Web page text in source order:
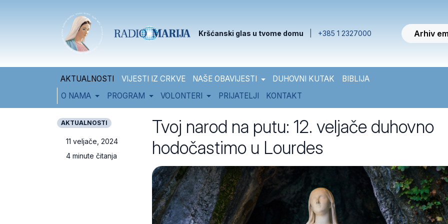
Kršćanski glas u tvome domu +385 1 2327000 Arhiv
AKTUALNOSTI VIJESTI IZ CRKVE NAŠE OBAVIJESTI DUHOVNI KUTAK
BIBLIJA
O NAMA
PROGRAM VOLONTERI PRIJATELJI KONTAKT
AKTUALNOSTI
11 veljače, 2024
4 minute čitanja
Tvoj narod na putu: 12. veljače duhovno
hodočastimo u Lourdes